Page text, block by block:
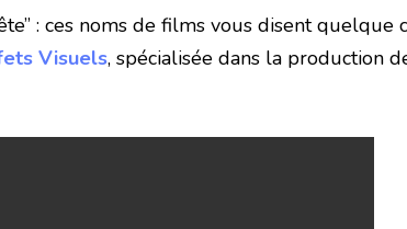
: ces noms de films vous disent quelque
Visuels, spécialisée dans la production